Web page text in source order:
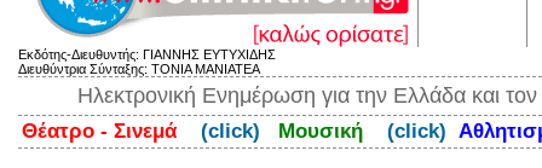
Εκδότης-Διευθυντής: ΓΙΑΝΝΗΣ ΕΥΤΥΧΙΔΗΣ
Διευθύντρια Σύνταξης: ΤΟΝΙΑ ΜΑΝΙΑΤΕΑ
Ηλεκτρονική Ενημέρωση για την Ελλάδα και
Θέατρο - Σινεμά (click) Μουσική (click)